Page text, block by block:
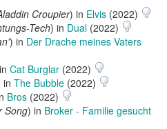
Croupier) in Elvis (2022)
Tech) in Dual (2022)
) in Der Drache meines Vaters
Cat Burglar (2022)
in The Bubble (2022)
Bros (2022)
Song) in Broker - Familie gesucht